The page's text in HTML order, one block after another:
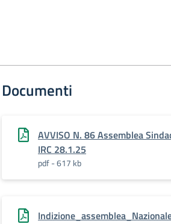
Documenti
AVVISO N. 86 Assemblea
IRC 28.1.25
pdf - 617 kb